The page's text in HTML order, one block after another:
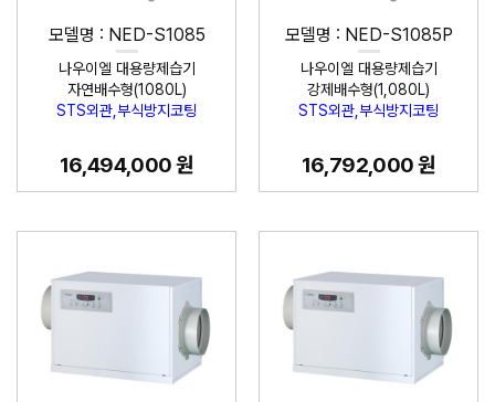
모델명 : NED-S1085
나우이엘 대용량제습기
자연배수형(1080L)
STS외관,부식방지코팅
16,494,000 원
모델명 : NED-S1085P
나우이엘 대용량제습기
강제배수형(1,080L)
STS외관,부식방지코팅
16,792,000 원